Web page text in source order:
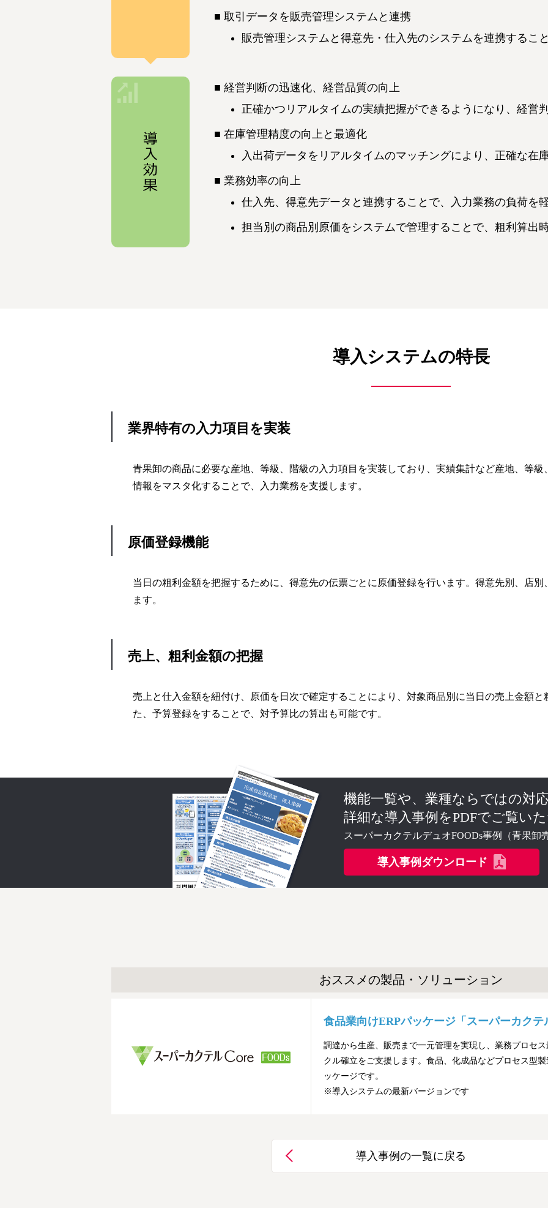
取引データを販売管理システムと連携
販売管理システムと得意先・仕入先のシステムを連携するこ
経営判断の迅速化、経営品質の向上
正確かつリアルタイムの実績把握ができるようになり、経営
在庫管理精度の向上と最適化
入出荷データをリアルタイムのマッチングにより、正確な在
業務効率の向上
仕入先、得意先データと連携することで、入力業務の負荷を軽
担当別の商品別原価をシステムで管理することで、粗利算出時
導入システムの特長
業界特有の入力項目を実装
青果卸の商品に必要な産地、等級、階級の入力項目を実装しており、実績集計など産地、等
情報をマスタ化することで、入力業務を支援します。
原価登録機能
当日の粗利金額を把握するために、得意先の伝票ごとに原価登録を行います。得意先別、店
ます。
売上、粗利金額の把握
売上と仕入金額を紐付け、原価を日次で確定することにより、対象商品別に当日の売上金額と
た、予算登録をすることで、対予算比の算出も可能です。
機能一覧や、業種ならではの対
詳細な導入事例をPDFでご覧いた
スーパーカクテルデュオFOODs事例（青果卸
導入事例ダウンロード
おススメの製品・ソリューション
食品業向けERPパッケージ「スーパーカクテ
調達から生産、販売まで一元管理を実現し、業務プロセ
クル確立をご支援します。食品、化成品などプロセス型
ッケージです。
※導入システムの最新バージョンです
導入事例の一覧に戻る